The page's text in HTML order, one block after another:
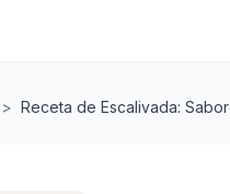
> Receta de Escalivada: